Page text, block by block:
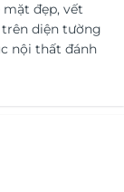
đẹp, vết
diện tường
nội thất đánh